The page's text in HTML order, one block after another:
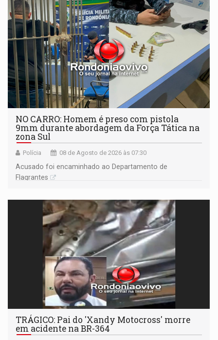
NO CARRO: Homem é preso com pistola
9mm durante abordagem da Força Tática na
zona Sul
Polícia 08 de Agosto de 2026 às 07:30
Acusado foi encaminhado ao Departamento de
Flagrantes
TRÁGICO: Pai do 'Xandy Motocross' morre
em acidente na BR-364